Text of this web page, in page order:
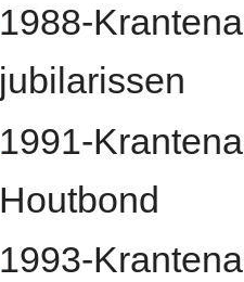
1988-
jubilarissen
1991-
Houtbond
1993-